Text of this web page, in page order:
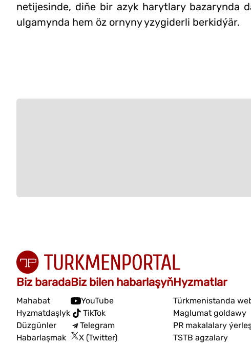
netijesinde, diňe bir azyk harytlary bazarynda
ulgamynda hem öz ornyny yzygiderli berkidýär.
Biz barada
Mahabat
Hyzmatdaşlyk
Düzgünler
Habarlaşmak
Biz bilen habarlaşyň
YouTube
TikTok
Telegram
X (Twitter)
Hyzmatlar
Türkmenistanda
Maglumat goldawy
PR makalalary
TSTB agzalary